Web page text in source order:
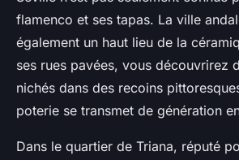
flamenco et ses tapas. La ville
également un haut lieu de la
ses rues pavées, vous découvrirez
nichés dans des recoins
poterie se transmet de génération
Dans le quartier de Triana, réputé